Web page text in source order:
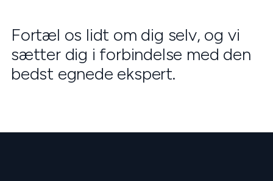
Fortæl os lidt om dig selv, og vi
sætter dig i forbindelse med den
bedst egnede ekspert.